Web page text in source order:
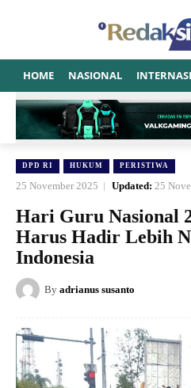
HOME NASIONAL
DPD RI HUKUM PERISTIWA
25 November 2025 Updated: 25
Hari Guru Nasional
Harus Hadir Lebih
Indonesia
By adrianus susanto